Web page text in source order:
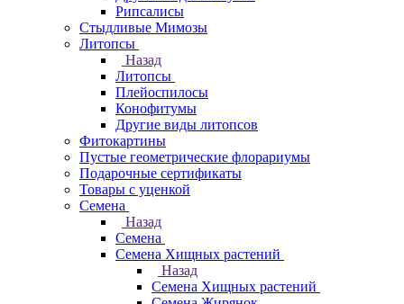
Рипсалисы
Стыдливые Мимозы
Литопсы
Назад
Литопсы
Плейоспилосы
Конофитумы
Другие виды литопсов
Фитокартины
Пустые геометрические флорариумы
Подарочные сертификаты
Товары с уценкой
Семена
Назад
Семена
Семена Хищных растений
Назад
Семена Хищных растений